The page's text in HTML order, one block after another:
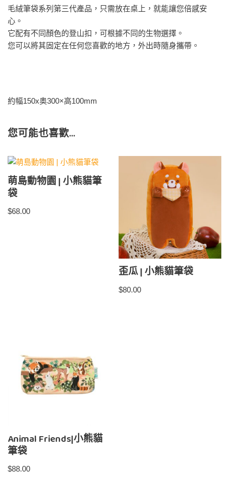
毛絨筆袋系列第三代產品，只需放在桌上，就能讓您倍感安
心。
它配有不同顏色的登山扣，可根據不同的生物選擇。
您可以將其固定在任何您喜歡的地方，外出時隨身攜帶。
約幅150x奥300×高100mm
您可能也喜歡…
萌島動物園 | 小熊貓筆
袋
$68.00
歪瓜 | 小熊貓筆袋
$80.00
Animal Friends|小熊貓
筆袋
$88.00